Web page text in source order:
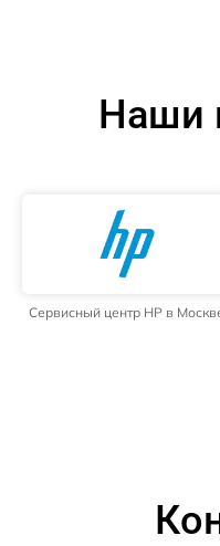
Наши
Сервисный центр HP в